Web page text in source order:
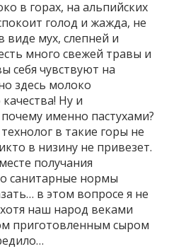
в горах, на альпийских
голод и жажда, не
виде мух, слепней и
много свежей травы и
себя чувствуют на
здесь молоко
Ну и
именно пастухами?
в такие горы не
в низину не привезет.
получания
санитарные нормы
в этом вопросе я не
наш народ веками
приготовленным сыром